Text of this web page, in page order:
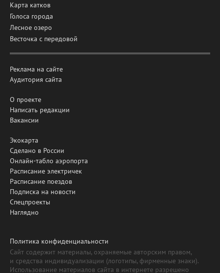
Карта катков
Голоса города
Лесное озеро
Весточка с передовой
Реклама на сайте
Аудитория сайта
О проекте
Написать редакции
Вакансии
Экокарта
Сделано в России
Онлайн-табло аэропорта
Расписание электричек
Расписание поездов
Подписка на новости
Спецпроекты
Наглядно
Политика конфиденциальности
Сайт содержит материалы, охраняемые авторским правом,
и средства индивидуализации (логотипы, фирменные знаки).
Использование материалов сайта в интернете разрешено